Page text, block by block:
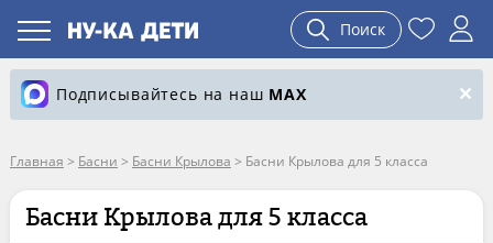
Поиск
Подписывайтесь на наш MAX
Главная > Басни > Басни Крылова > Басни Крылова для 5 класса
Басни Крылова для 5 класса